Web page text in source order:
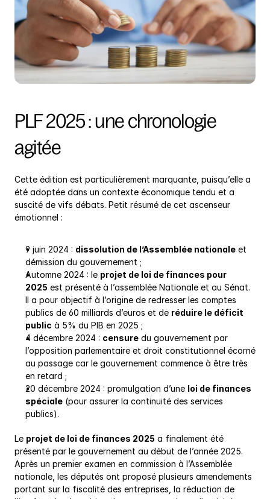
PLF 2025 : une chronologie
agitée
Cette édition est particulièrement marquante, puisqu’elle a
été adoptée dans un contexte économique tendu et a
suscité de vifs débats. Petit résumé de cet ascenseur
émotionnel :
9 juin 2024 : dissolution de l’Assemblée nationale et
démission du gouvernement ;
Automne 2024 : le projet de loi de finances pour
2025 est présenté à l’assemblée Nationale et au Sénat.
Il a pour objectif à l’origine de redresser les comptes
publics de 60 milliards d’euros et de réduire le déficit
public à 5% du PIB en 2025 ;
4 décembre 2024 : censure du gouvernement par
l’opposition parlementaire et droit constitutionnel écorné
au passage car le gouvernement commence à être très
en retard ;
20 décembre 2024 : promulgation d’une loi de finances
spéciale (pour assurer la continuité des services
publics).
Le projet de loi de finances 2025 a finalement été
présenté par le gouvernement au début de l’année 2025.
Après un premier examen en commission à l’Assemblée
nationale, les députés ont proposé plusieurs amendements
portant sur la fiscalité des entreprises, la réduction de